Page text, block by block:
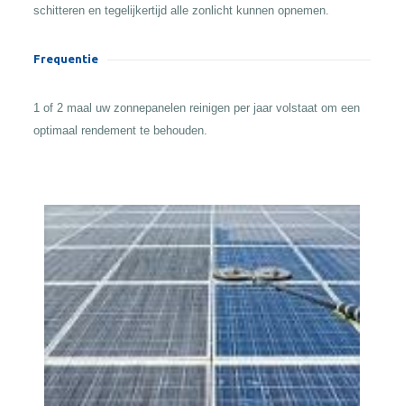
schitteren en tegelijkertijd alle zonlicht kunnen opnemen.
Frequentie
1 of 2 maal uw zonnepanelen reinigen per jaar volstaat om een
optimaal rendement te behouden.